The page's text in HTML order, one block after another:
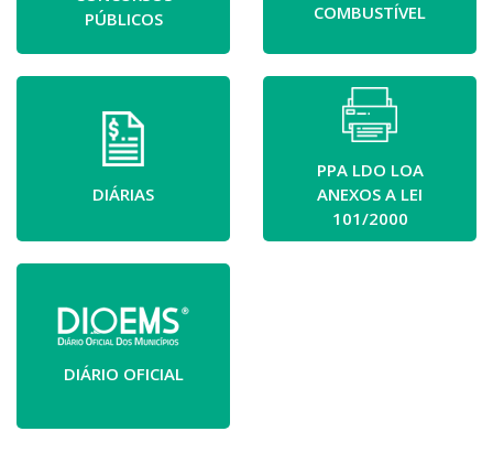
PÚBLICOS
COMBUSTÍVEL
DIÁRIAS
PPA LDO LOA
ANEXOS A LEI
101/2000
DIÁRIO OFICIAL